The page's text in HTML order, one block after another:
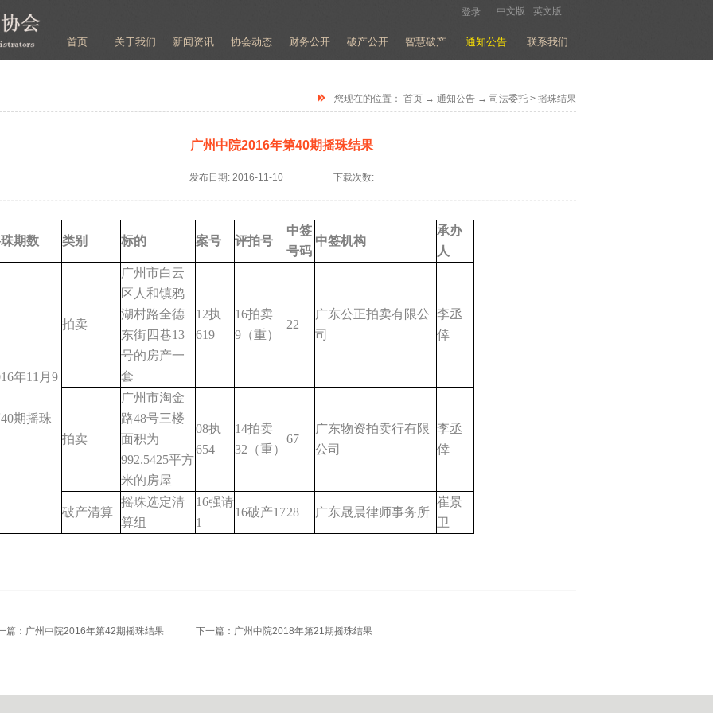
中文版 英文版
登录
首页 关于我们 新闻资讯 协会动态 财务公开 破产公开 智慧破产 通知公告 联系我们
您现在的位置： 首页 → 通知公告 → 司法委托 > 摇珠结果
广州中院2016年第40期摇珠结果
发布日期: 2016-11-10 下载次数:
期数 类别 标的 案号 评拍号
中签
号码
中签机构
承办
人
年11月9
期摇珠
拍卖
广州市白云
区人和镇鸦
湖村路全德
东街四巷13
号的房产一
套
12执
619
16拍卖
9（重）
22
广东公正拍卖有限公
司
李丞
倖
拍卖
广州市淘金
路48号三楼
面积为
992.5425平方
米的房屋
08执
654
14拍卖
32（重）
67
广东物资拍卖行有限
公司
李丞
倖
破产清算
摇珠选定清
算组
16强请
1
16破产1728 广东晟晨律师事务所
崔景
卫
篇： 广州中院2016年第42期摇珠结果 下一篇： 广州中院2018年第21期摇珠结果